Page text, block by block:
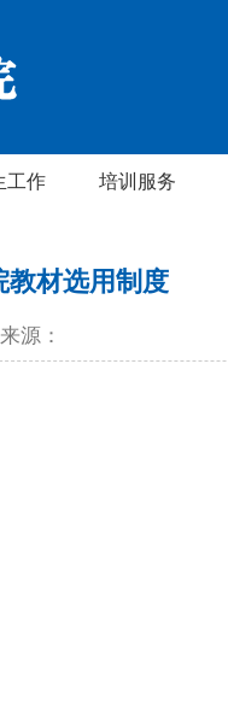
工作 培训服务
教材选用制度
来源：